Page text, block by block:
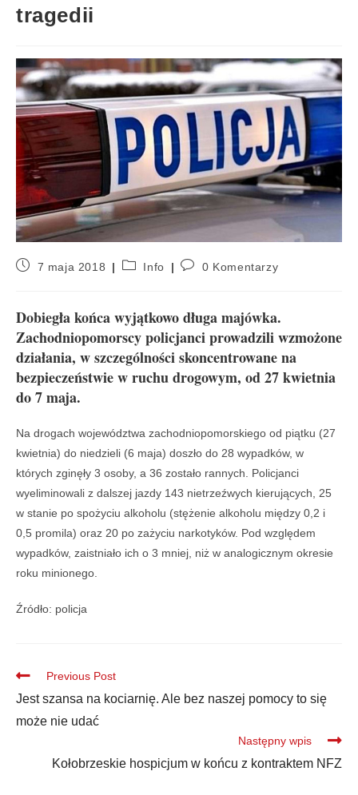
tragedii
7 maja 2018 Info 0 Komentarzy
Dobiegła końca wyjątkowo długa majówka.
Zachodniopomorscy policjanci prowadzili wzmożone
działania, w szczególności skoncentrowane na
bezpieczeństwie w ruchu drogowym, od 27 kwietnia
do 7 maja.
Na drogach województwa zachodniopomorskiego od piątku (27
kwietnia) do niedzieli (6 maja) doszło do 28 wypadków, w
których zginęły 3 osoby, a 36 zostało rannych. Policjanci
wyeliminowali z dalszej jazdy 143 nietrzeźwych kierujących, 25
w stanie po spożyciu alkoholu (stężenie alkoholu między 0,2 i
0,5 promila) oraz 20 po zażyciu narkotyków. Pod względem
wypadków, zaistniało ich o 3 mniej, niż w analogicznym okresie
roku minionego.
Źródło: policja
Previous Post
Jest szansa na kociarnię. Ale bez naszej pomocy to się
może nie udać
Następny wpis
Kołobrzeskie hospicjum w końcu z kontraktem NFZ